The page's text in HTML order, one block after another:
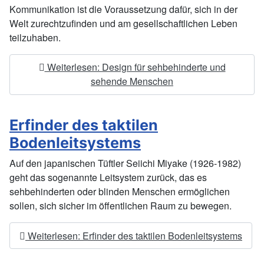
Kommunikation ist die Voraussetzung dafür, sich in der
Welt zurechtzufinden und am gesellschaftlichen Leben
teilzuhaben.
Weiterlesen: Design für sehbehinderte und
sehende Menschen
Erfinder des taktilen
Bodenleitsystems
Auf den japanischen Tüftler Seiichi Miyake (1926-1982)
geht das sogenannte Leitsystem zurück, das es
sehbehinderten oder blinden Menschen ermöglichen
sollen, sich sicher im öffentlichen Raum zu bewegen.
Weiterlesen: Erfinder des taktilen Bodenleitsystems